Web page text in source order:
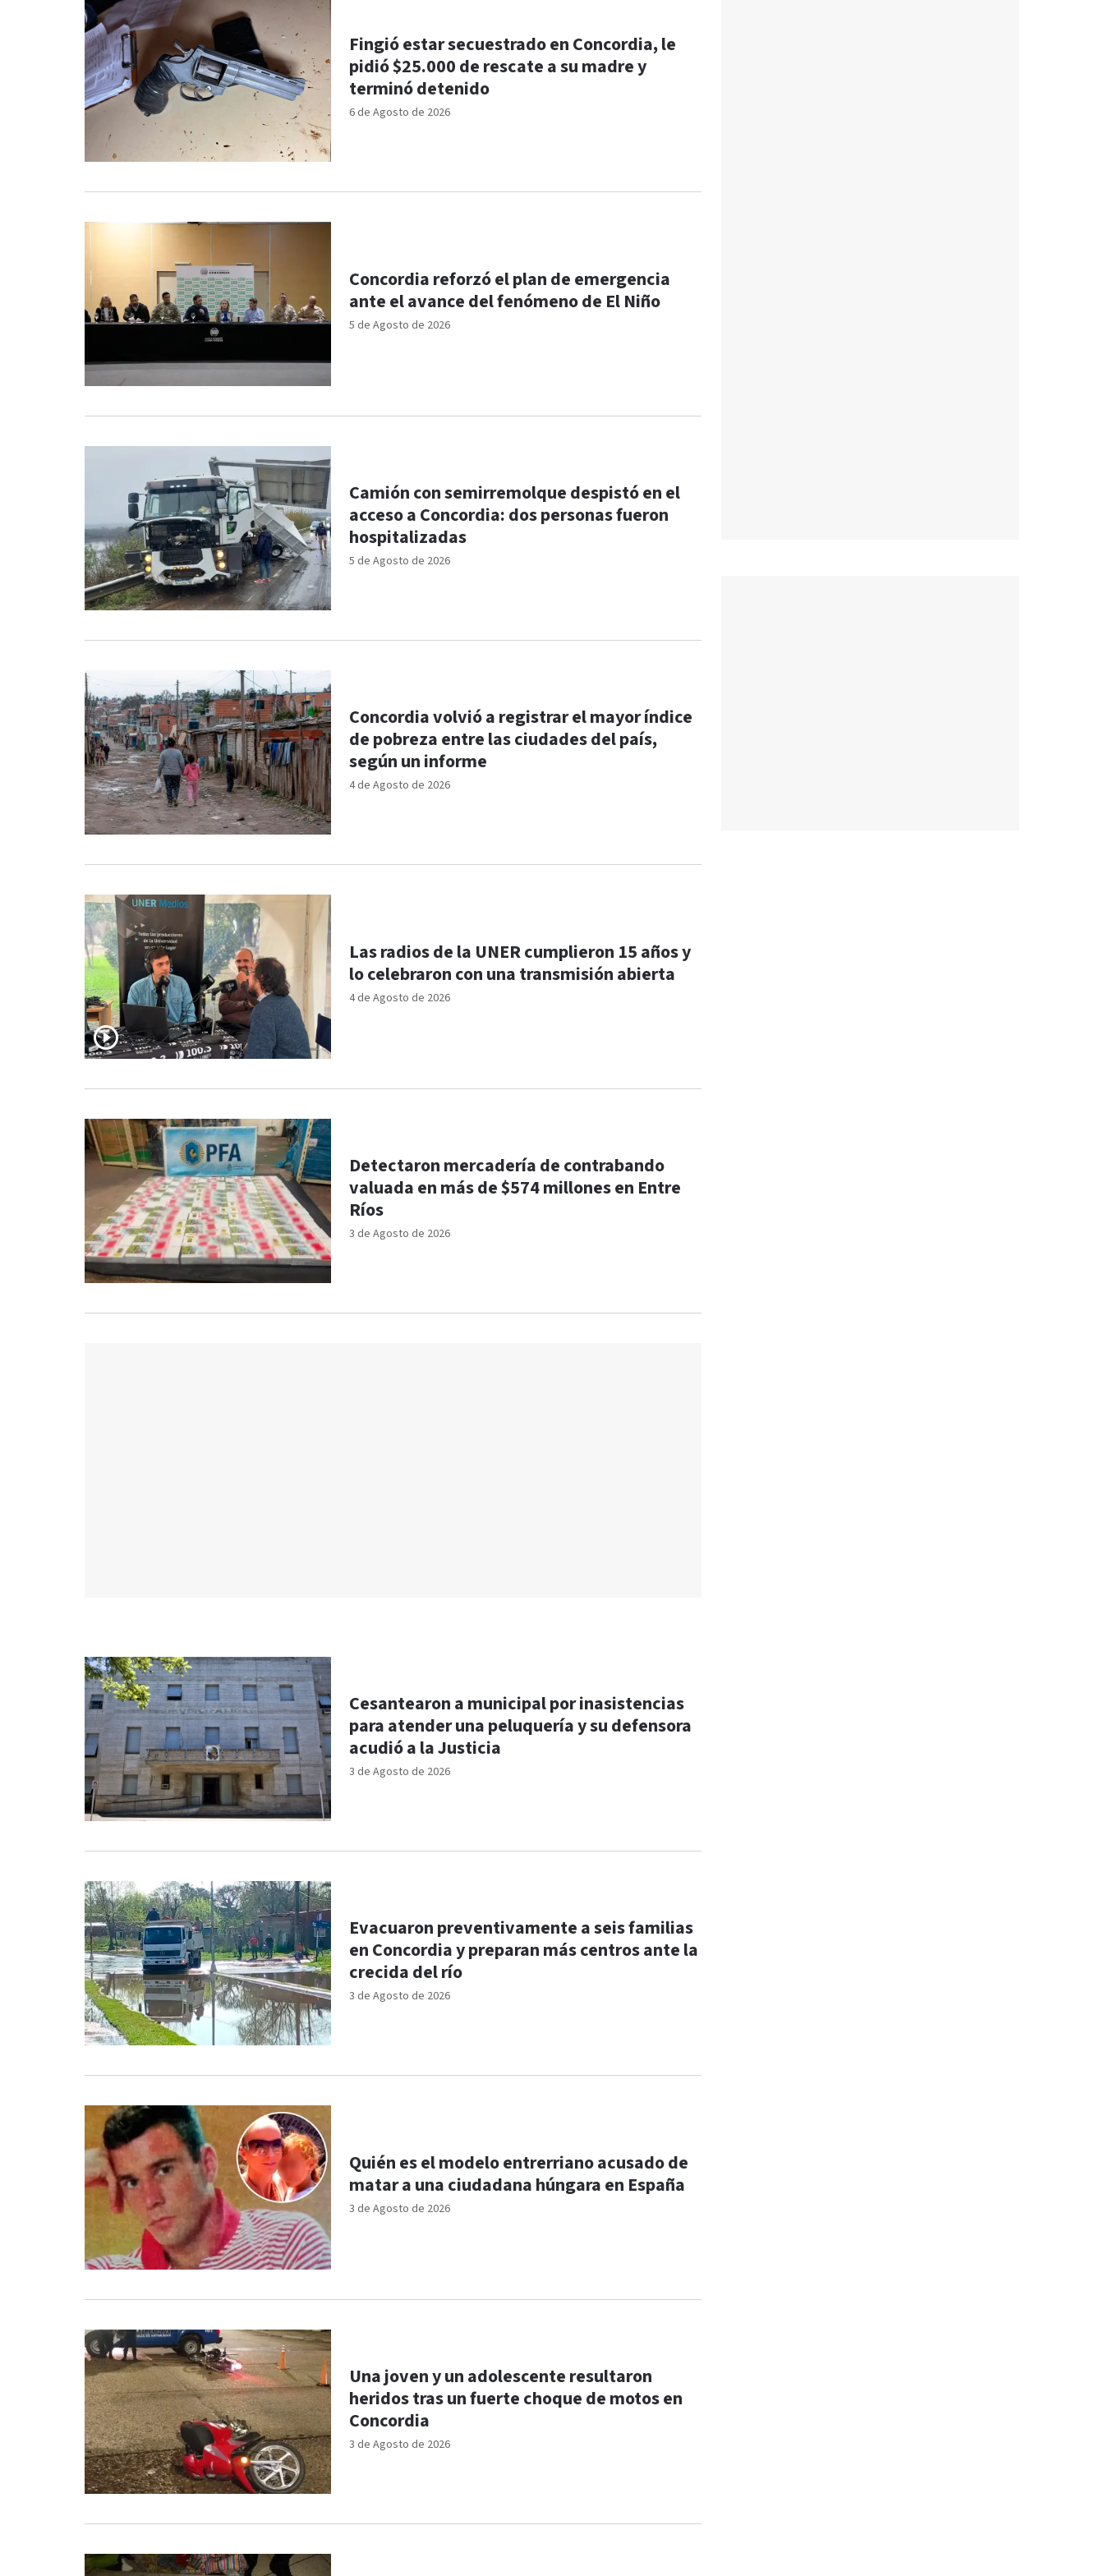
6 de Agosto de 2026
Fingió estar secuestrado en Concordia, le
pidió $25.000 de rescate a su madre y
terminó detenido
5 de Agosto de 2026
Concordia reforzó el plan de emergencia
ante el avance del fenómeno de El Niño
5 de Agosto de 2026
Camión con semirremolque despistó en el
acceso a Concordia: dos personas fueron
hospitalizadas
4 de Agosto de 2026
Concordia volvió a registrar el mayor índice
de pobreza entre las ciudades del país,
según un informe
4 de Agosto de 2026
Las radios de la UNER cumplieron 15 años y
lo celebraron con una transmisión abierta
3 de Agosto de 2026
Detectaron mercadería de contrabando
valuada en más de $574 millones en Entre
Ríos
3 de Agosto de 2026
Cesantearon a municipal por inasistencias
para atender una peluquería y su defensora
acudió a la Justicia
3 de Agosto de 2026
Evacuaron preventivamente a seis familias
en Concordia y preparan más centros ante la
crecida del río
3 de Agosto de 2026
Quién es el modelo entrerriano acusado de
matar a una ciudadana húngara en España
3 de Agosto de 2026
Una joven y un adolescente resultaron
heridos tras un fuerte choque de motos en
Concordia